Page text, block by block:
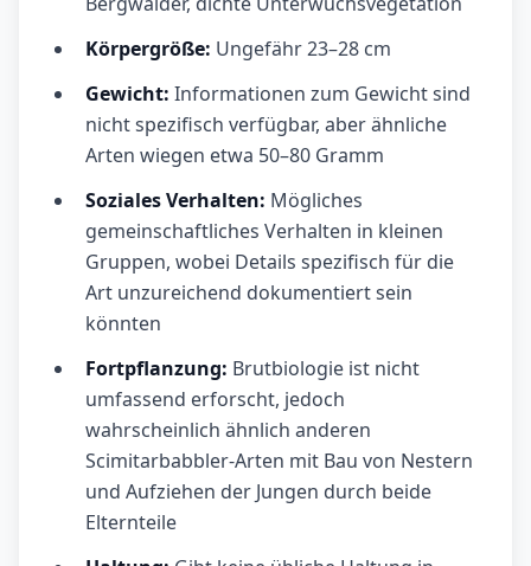
Körpergröße: Ungefähr 23–28 cm
Gewicht: Informationen zum Gewicht sind
nicht spezifisch verfügbar, aber ähnliche
Arten wiegen etwa 50–80 Gramm
Soziales Verhalten: Mögliches
gemeinschaftliches Verhalten in kleinen
Gruppen, wobei Details spezifisch für die
Art unzureichend dokumentiert sein
könnten
Fortpflanzung: Brutbiologie ist nicht
umfassend erforscht, jedoch
wahrscheinlich ähnlich anderen
Scimitarbabbler-Arten mit Bau von Nestern
und Aufziehen der Jungen durch beide
Elternteile